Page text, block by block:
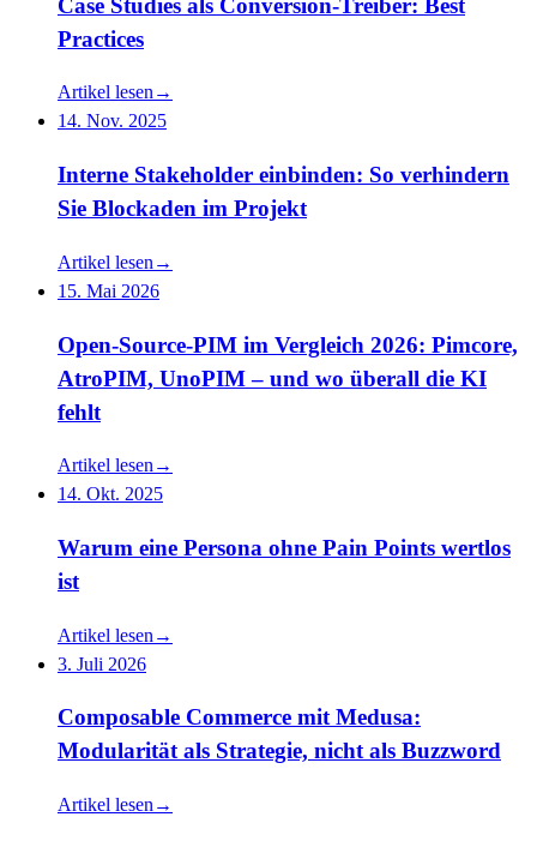
Practices
Artikel lesen →
14. Nov. 2025
Interne Stakeholder einbinden: So verhindern
Sie Blockaden im Projekt
Artikel lesen →
15. Mai 2026
Open-Source-PIM im Vergleich 2026: Pimcore,
AtroPIM, UnoPIM – und wo überall die KI
fehlt
Artikel lesen →
14. Okt. 2025
Warum eine Persona ohne Pain Points wertlos
ist
Artikel lesen →
3. Juli 2026
Composable Commerce mit Medusa:
Modularität als Strategie, nicht als Buzzword
Artikel lesen →